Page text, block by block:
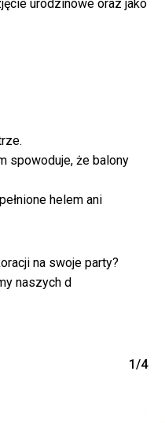
w
SKLEPU
urodzinowe oraz jako
spowoduje, że balony
helem ani
na swoje party?
naszych d
1/4